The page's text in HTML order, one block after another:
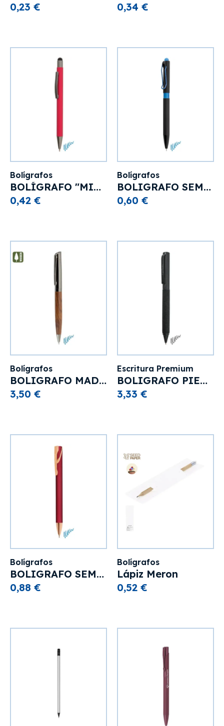
0,23 €
0,34 €
Bolígrafos
BOLÍGRAFO "MIRAGE"
0,42 €
Bolígrafos
BOLIGRAFO SEMI GEL "LORIA"
0,60 €
Bolígrafos
BOLIGRAFO MADERA/METAL PIERRE CARDIN “PANAMERA"
3,50 €
Escritura Premium
BOLIGRAFO PIERRE CARDIN "MAXIM"
3,33 €
Bolígrafos
BOLIGRAFO SEMI GEL PIERRE CARDIN "CHRISTIE"
0,88 €
Bolígrafos
Lápiz Meron
0,52 €